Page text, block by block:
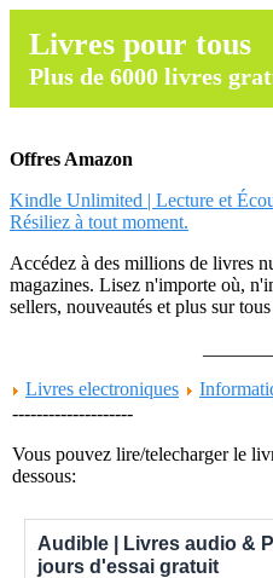
Livres pour tous
Plus de 6000 livres
Offres Amazon
Kindle Unlimited | Lecture et
Résiliez à tout moment.
Accédez à des millions de livres
magazines. Lisez n'importe où,
sellers, nouveautés et plus sur
Livres electroniques
--------------------
Vous pouvez lire/telecharger le
dessous:
Audible | Livres audio &
jours d'essai gratuit